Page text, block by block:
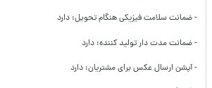
- ضمانت سلامت فیزیکی هنگام تحویل: دارد
- ضمانت مدت دار تولید کننده: دارد
- آپشن ارسال عکس برای مشتریان: دارد